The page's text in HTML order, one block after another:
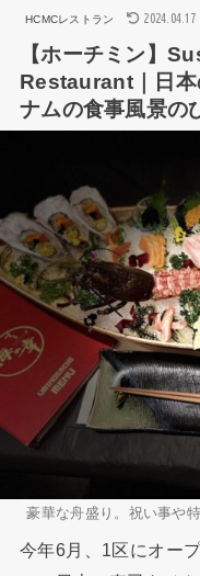
HCMCレストラン 2024.04.17
【ホーチミン】
Restaurant｜日本
ナムの食事風景の
豪華な舟盛り。祝い事や
今年6月、1区にオー